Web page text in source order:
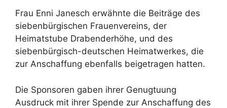
Frau Enni Janesch erwähnte die Beiträge des
siebenbürgischen Frauenvereins, der
Heimatstube Drabenderhöhe, und des
siebenbürgisch-deutschen Heimatwerkes, die
zur Anschaffung ebenfalls beigetragen hatten.
Die Sponsoren gaben ihrer Genugtuung
Ausdruck mit ihrer Spende zur Anschaffung des